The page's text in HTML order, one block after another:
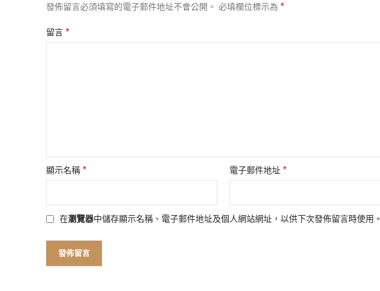
發佈留言必須填寫的電子郵件地址不會公開。 必填欄位標示為 *
留言 *
顯示名稱 * 電子郵件地址*
在瀏覽器中儲存顯示名稱、電子郵件地址及個人網站網址，以供下次發佈留言時使用。